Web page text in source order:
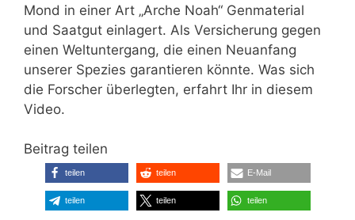
Mond in einer Art „Arche Noah“ Genmaterial
und Saatgut einlagert. Als Versicherung gegen
einen Weltuntergang, die einen Neuanfang
unserer Spezies garantieren könnte. Was sich
die Forscher überlegten, erfahrt Ihr in diesem
Video.
Beitrag teilen
teilen teilen E-Mail
teilen teilen teilen